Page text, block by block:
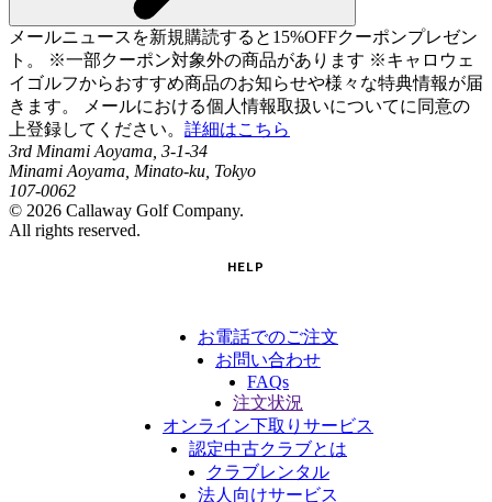
メールニュースを新規購読すると15%OFFクーポンプレゼン
ト。 ※一部クーポン対象外の商品があります ※キャロウェ
イゴルフからおすすめ商品のお知らせや様々な特典情報が届
きます。 メールにおける個人情報取扱いについてに同意の
上登録してください。 詳細はこちら
3rd Minami Aoyama, 3-1-34
Minami Aoyama, Minato-ku, Tokyo
107-0062
© 2026 Callaway Golf Company.
All rights reserved.
HELP
お電話でのご注文
お問い合わせ
FAQs
注文状況
オンライン下取りサービス
認定中古クラブとは
クラブレンタル
法人向けサービス